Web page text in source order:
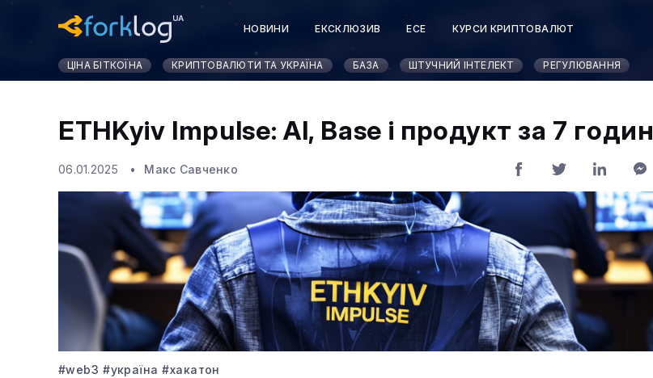
НОВИНИ ЕКСКЛЮЗИВ ЕСЕ КУРСИ КРИПТОВАЛЮТ
ЦІНА БІТКОЇНА КРИПТОВАЛЮТИ ТА УКРАЇНА БАЗА ШТУЧНИЙ ІНТЕЛЕКТ РЕГУЛЮВАННЯ
ETHKyiv Impulse: АІ, Base і продукт за 7 годин
06.01.2025 Макс Савченко
#web3 #україна #хакатон